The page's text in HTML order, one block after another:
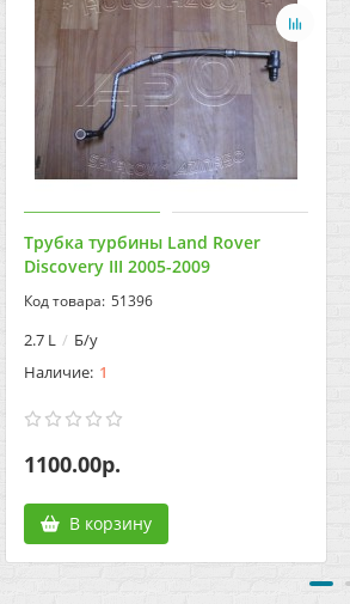
Трубка турбины Land Rover
Discovery III 2005-2009
51396
2.7 L Б/у
1
1100.00р.
В корзину